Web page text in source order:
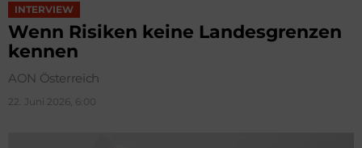
INTERVIEW
Wenn Risiken keine Landesgrenzen
kennen
AON Österreich
22. Juni 2026, 6:00